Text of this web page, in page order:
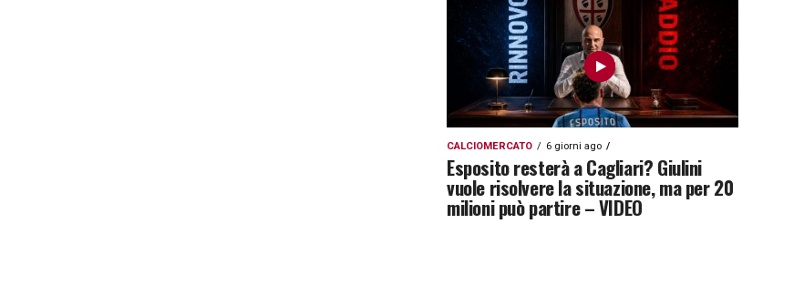
CALCIOMERCATO 6 giorni ago
Esposito resterà a Cagliari? Giulini
vuole risolvere la situazione, ma per 20
milioni può partire – VIDEO